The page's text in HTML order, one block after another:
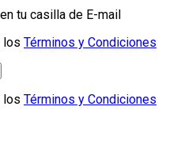
tu casilla de E-mail
los Términos y Condiciones
los Términos y Condiciones